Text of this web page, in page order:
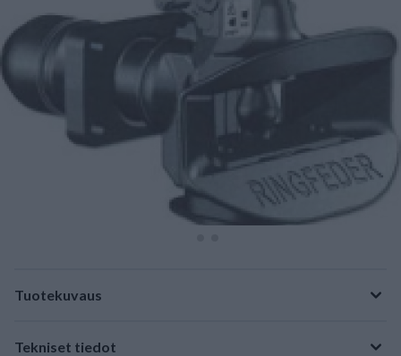
Tuotekuvaus
Tekniset tiedot